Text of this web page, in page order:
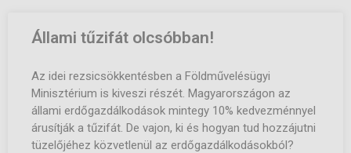
Állami tűzifát olcsóbban!
Az idei rezsicsökkentésben a Földművelésügyi
Minisztérium is kiveszi részét. Magyarországon az
állami erdőgazdálkodások mintegy 10% kedvezménnyel
árusítják a tűzifát. De vajon, ki és hogyan tud hozzájutni
tüzelőjéhez közvetlenül az erdőgazdálkodásokból?